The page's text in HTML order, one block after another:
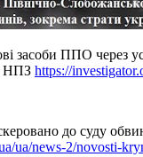
засоби ППО через
НПЗ https://
до суду
ua/news-2/novosti-